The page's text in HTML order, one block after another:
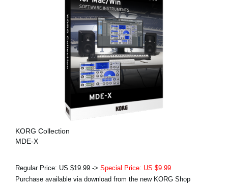
KORG Collection
MDE-X
Regular Price: US $19.99 -> Special Price: US $9.99
Purchase available via download from the new KORG Shop